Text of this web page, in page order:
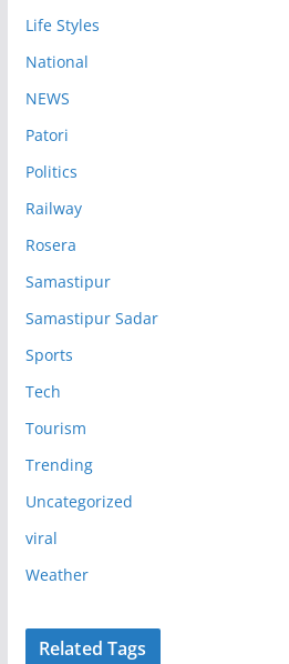
Life Styles
National
NEWS
Patori
Politics
Railway
Rosera
Samastipur
Samastipur Sadar
Sports
Tech
Tourism
Trending
Uncategorized
viral
Weather
Related Tags